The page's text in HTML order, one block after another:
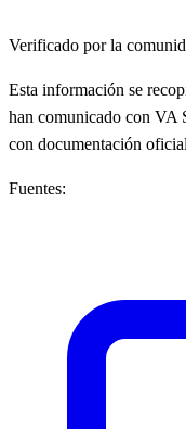
Verificado por la
Esta información se
han comunicado con VA
con documentación
Fuentes: